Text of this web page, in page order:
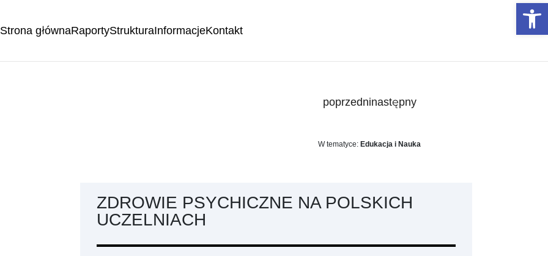
Strona głównaRaportyStrukturaInformacjeKontakt
poprzedninastępny
W tematyce: Edukacja i Nauka
ZDROWIE PSYCHICZNE NA POLSKICH
UCZELNIACH